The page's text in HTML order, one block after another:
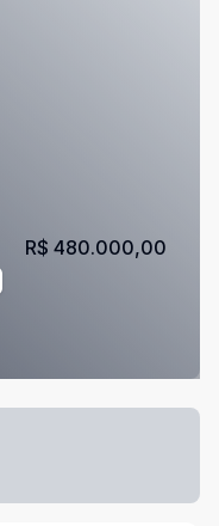
R$ 480.000,00